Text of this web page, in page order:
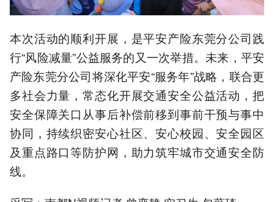
本次活动的顺利开展，是平安产险东莞分公司践
行“风险减量”公益服务的又一次举措。未来，平安
产险东莞分公司将深化平安“服务年”战略，联合更
多社会力量，常态化开展交通安全公益活动，把
安全保障关口从事后补偿前移到事前干预与事中
协同，持续织密安心社区、安心校园、安全园区
及重点路口等防护网，助力筑牢城市交通安全防
线。